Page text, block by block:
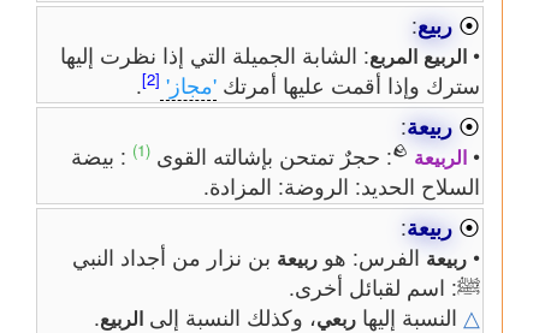
⦿ ربيع:
• الربيع المربع: الشابة الجميلة التي إذا نظرت إليها
سترك وإذا أقمت عليها أمرتك 'مجاز' [2]
.
⦿ ربيعة:
• الربيعة 🪨: حجرٌ تمتحن بإشالته القوى (1)
: بيضة
السلاح الحديد: الروضة: المزادة.
⦿ ربيعة:
• ربيعةالفرس: هو ربيعةبن نزار من أجداد النبي
ﷺ: اسم لقبائل أخرى.
△ النسبة إليها ربعي، وكذلك النسبة إلى الربيع.